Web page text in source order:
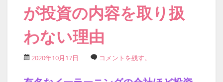
が投資の内容を取り扱
わない理由
2020年10月17日 コメントを残す。